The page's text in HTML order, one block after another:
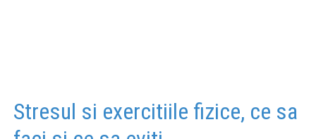
Stresul si exercitiile fizice, ce sa